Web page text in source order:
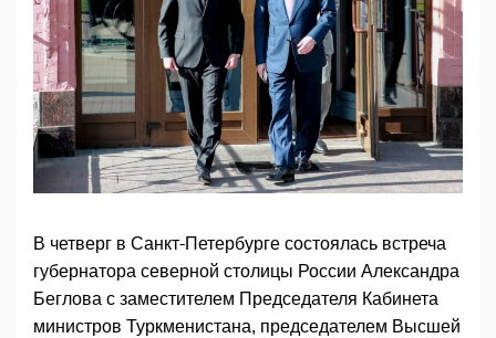
В четверг в Санкт-Петербурге состоялась встреча
губернатора северной столицы России Александра
Беглова с заместителем Председателя Кабинета
министров Туркменистана, председателем Высшей